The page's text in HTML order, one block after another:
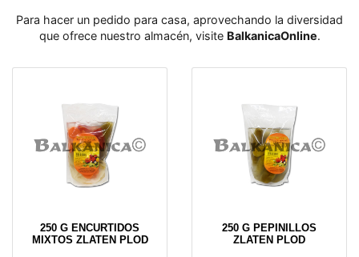
Para hacer un pedido para casa, aprovechando la diversidad
que ofrece nuestro almacén, visite BalkanicaOnline․
250 G ENCURTIDOS
MIXTOS ZLATEN PLOD
250 G PEPINILLOS
ZLATEN PLOD